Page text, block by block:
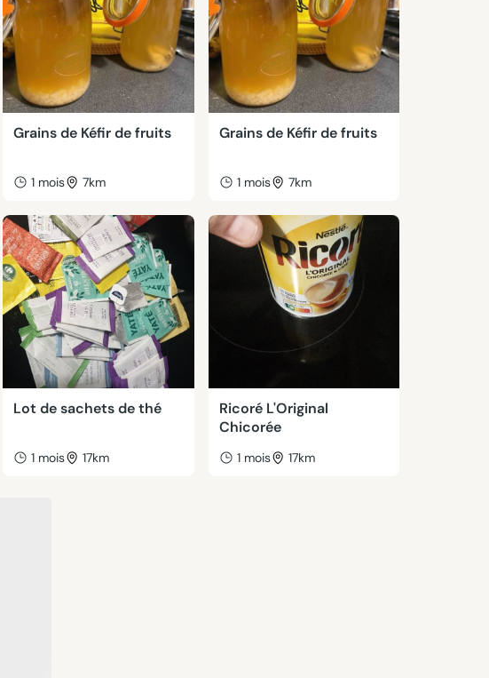
Grains de Kéfir de fruits
1 mois 7km
Grains de Kéfir de fruits
1 mois 7km
Lot de sachets de thé
1 mois 17km
Ricoré L'Original
Chicorée
1 mois 17km